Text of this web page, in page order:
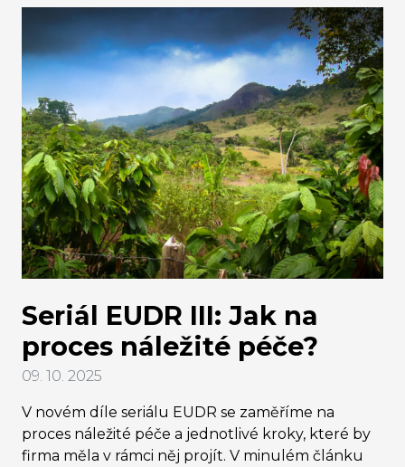
seriálu EUDR od právničky a partnerky COM. SE
Consulting Edity Šilhánové.
Seriál EUDR III: Jak na
proces náležité péče?
09. 10. 2025
V novém díle seriálu EUDR se zaměříme na
proces náležité péče a jednotlivé kroky, které by
firma měla v rámci něj projít. V minulém článku